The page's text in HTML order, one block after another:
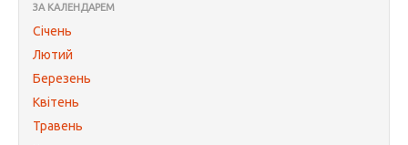
ЗА КАЛЕНДАРЕМ
Січень
Лютий
Березень
Квітень
Травень